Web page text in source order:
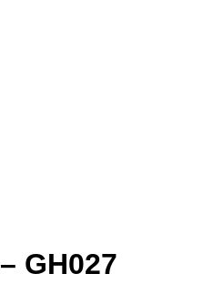
GH027